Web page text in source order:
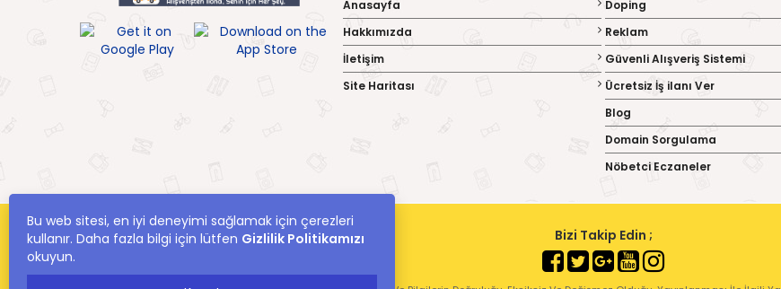
Anasayfa
Hakkımızda
İletişim
Site Haritası
Doping
Reklam
Güvenli Alışveriş Sistemi
Ücretsiz İş ilanı Ver
Blog
Domain Sorgulama
Nöbetci Eczaneler
Bizi Takip Edin ;
Bu web sitesi, en iyi deneyimi sağlamak için çerezleri
kullanır. Daha fazla bilgi için lütfen Gizlilik Politikamızı
okuyun.